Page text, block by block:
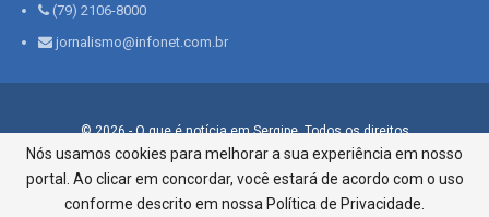
(79) 2106-8000
jornalismo@infonet.com.br
© 2026 - O que é notícia em Sergipe. Todos os direitos
reservados.
Infonet - Rua Monsenhor Silveira 276, Bairro São José |
Aracaju-SE, CEP 49015-030, Fone: 79.2106.8000 - CI Centro de
Nós usamos cookies para melhorar a sua experiência em nosso
portal. Ao clicar em concordar, você estará de acordo com o uso
conforme descrito em nossa Política de Privacidade.